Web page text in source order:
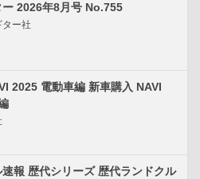
ー 2026年8月号 No.755
ー社
2025 電動車編 新車購入 NAVI
報 歴代シリーズ 歴代ランドクル